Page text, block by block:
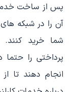
پس از ساخت خدمت
آن را در شبکه های
شما خرید کنند.
پرداختی را
انجام دهند تا